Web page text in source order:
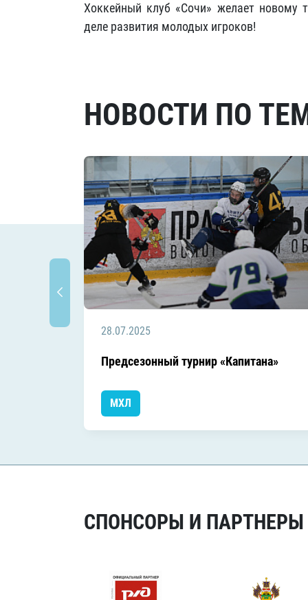
Хоккейный клуб «Сочи» желает новому
деле развития молодых игроков!
НОВОСТИ ПО
28.07.2025
Предсезонный турнир «Капитана»
МХЛ
СПОНСОРЫ И ПАРТНЕРЫ